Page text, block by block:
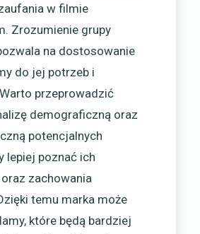
w filmie
Zrozumienie grupy
na dostosowanie
do jej potrzeb i
przeprowadzić
demograficzną oraz
potencjalnych
lepiej poznać ich
zachowania
temu marka może
które będą bardziej